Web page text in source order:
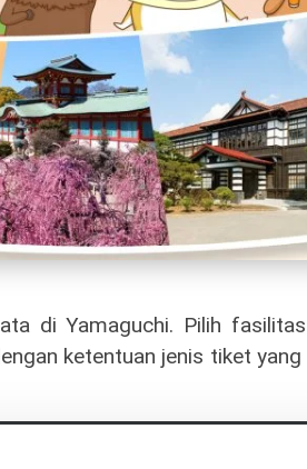
di Yamaguchi. Pilih
ketentuan jenis tiket